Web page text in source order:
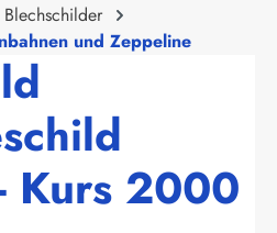
Blechschilder
und Zeppeline
Kurs 2000